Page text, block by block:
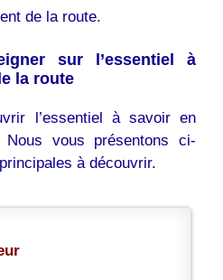
de la route.
sur l’essentiel à
la route
l’essentiel à savoir en
vous présentons ci-
à découvrir.